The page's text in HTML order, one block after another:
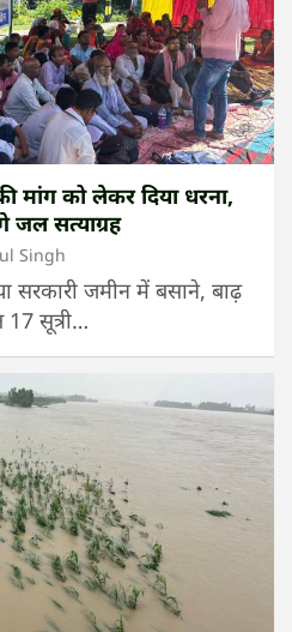
मांग को लेकर दिया धरना,
जल सत्याग्रह
Singh
सरकारी जमीन में बसाने, बाढ़
17 सूत्री…